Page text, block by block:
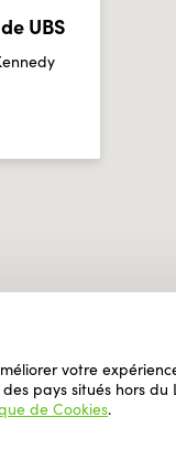
votre
pays situés hors
de Cookies.
UBS